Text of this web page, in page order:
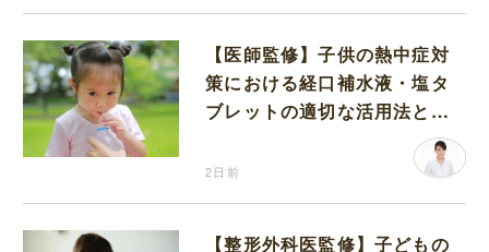
【医師監修】子供の熱中症対
策における経口補水液・塩タ
ブレットの適切な活用法と水
2日前
【整形外科医監修】子どもの